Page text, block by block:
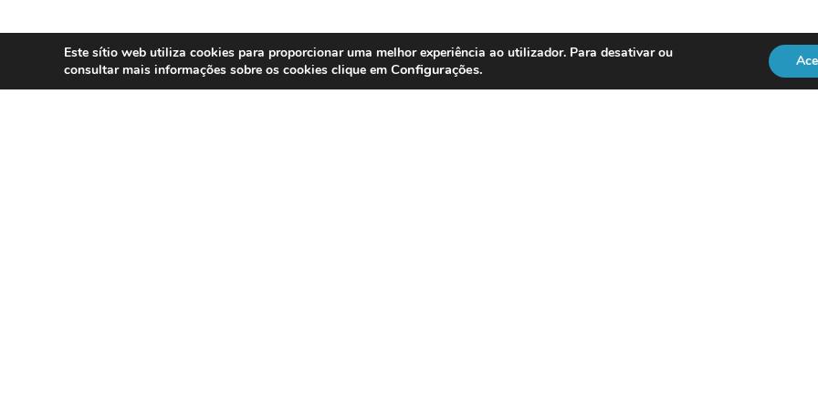
Este sítio web utiliza cookies para proporcionar uma melhor experiência ao utilizador. Para desativar ou
consultar mais informações sobre os cookies clique em Configurações.